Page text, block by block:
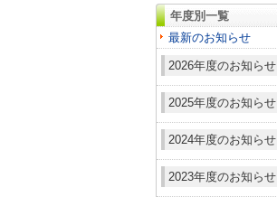
年度別一覧
最新のお知らせ
2026年度のお知らせ
2025年度のお知らせ
2024年度のお知らせ
2023年度のお知らせ